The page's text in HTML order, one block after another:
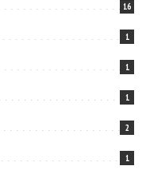
16
1
1
1
2
1